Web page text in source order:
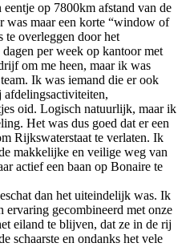
op 7800km afstand van de
was maar een korte “window of
te overleggen door het
per week op kantoor met
om me heen, maar ik was
Ik was iemand die er ook
oid. Logisch natuurlijk, maar ik
Het was dus goed dat er een
Rijkswaterstaat te verlaten. Ik
makkelijke en veilige weg van
actief een baan op Bonaire te
dan het uiteindelijk was. Ik
ervaring gecombineerd met onze
eiland te blijven, dat ze in de rij
schaarste en ondanks het vele